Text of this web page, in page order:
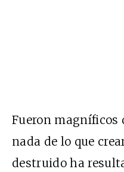
Fueron magníficos
nada de lo que
destruido ha